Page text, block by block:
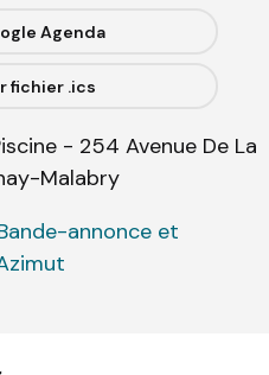
Agenda
fichier .ics
- 254 Avenue De La
Malabry
annonce et